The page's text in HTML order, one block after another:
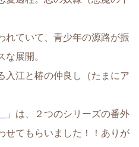
れていて、青少年の源路が振
な展開。
入江と椿の仲良し（たまにア
」は、２つのシリーズの番外
せてもらいました！！ありが